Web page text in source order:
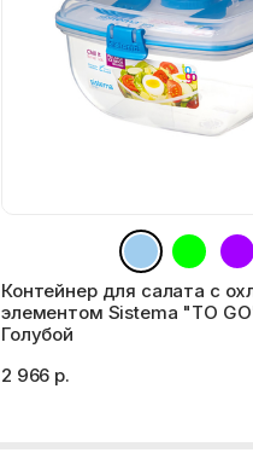
Контейнер для салата с
элементом Sistema "TO
Голубой
2 966 р.